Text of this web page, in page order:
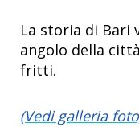
La storia di Bari
angolo della
fritti.
(Vedi galleria